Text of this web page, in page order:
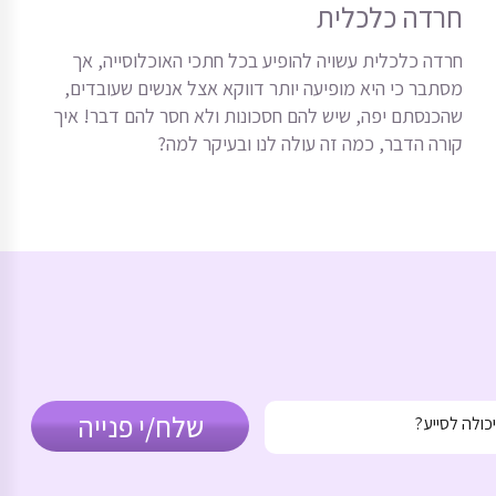
חרדה כלכלית
חרדה כלכלית עשויה להופיע בכל חתכי האוכלוסייה, אך
מסתבר כי היא מופיעה יותר דווקא אצל אנשים שעובדים,
שהכנסתם יפה, שיש להם חסכונות ולא חסר להם דבר! איך
קורה הדבר, כמה זה עולה לנו ובעיקר למה?